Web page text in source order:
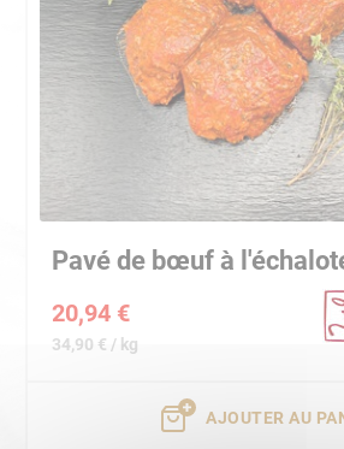
Pavé de bœuf à
20,94 €
34,90 € / kg
AJOUTER AU